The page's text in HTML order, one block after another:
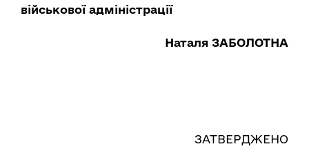
військової адміністрації
Наталя ЗАБОЛОТНА
ЗАТВЕРДЖЕНО